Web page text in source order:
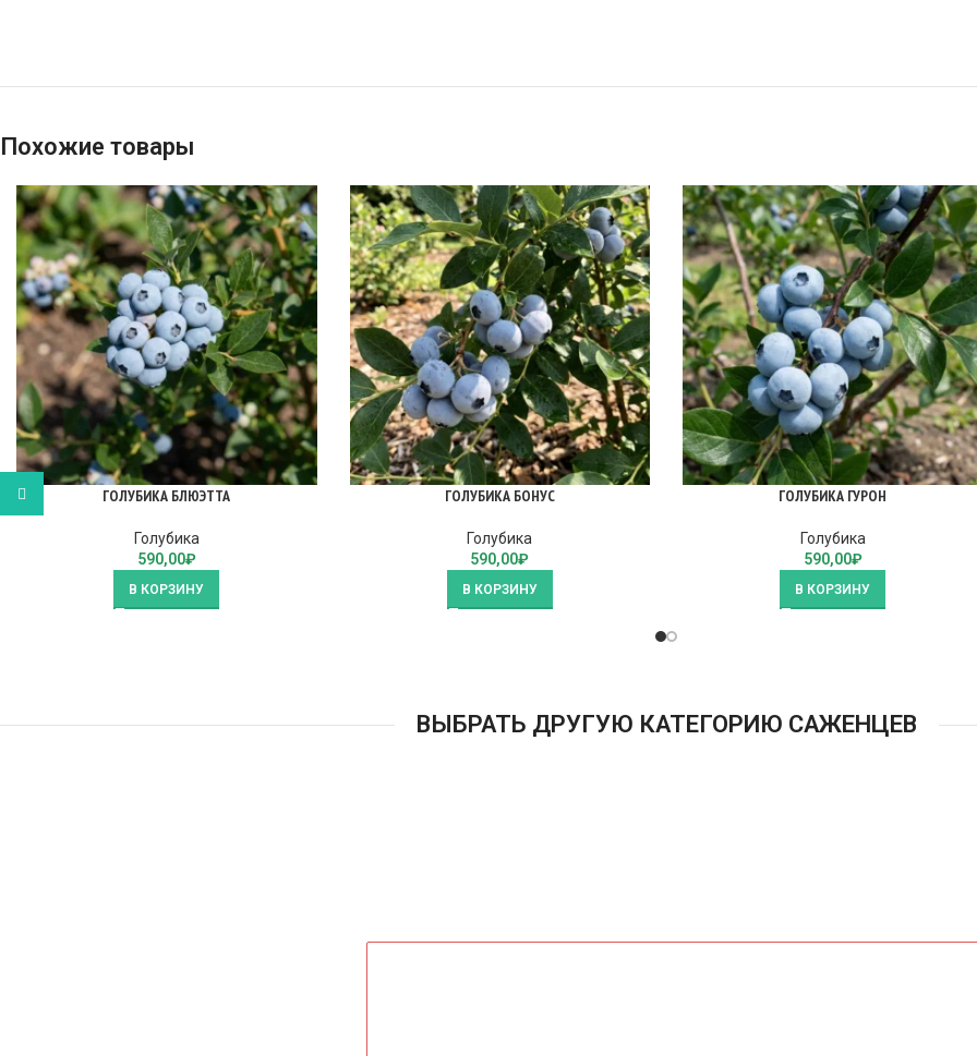
Похожие товары
ГОЛУБИКА БЛЮЭТТА
Голубика
590,00₽
В КОРЗИНУ
ГОЛУБИКА БОНУС
Голубика
590,00₽
В КОРЗИНУ
ГОЛУБИКА ГУРОН
Голубика
590,00₽
В КОРЗИНУ
ВЫБРАТЬ ДРУГУЮ КАТЕГОРИЮ САЖЕНЦЕВ
WhatsApp